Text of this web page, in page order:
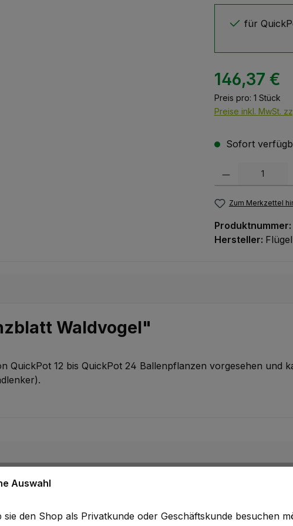
für
146,37 €
Preis pro: 1 Stück
Preise inkl. MwSt.
Sofort
Produkt Anzahl:
Zum Merkzettel
Produktnummer:
Hersteller:
Waldvogel"
QuickPot 12 bis QuickPot 24 Ballenpflanzen vorgesehen und
Auswahl
sie den Shop als Privatkunde oder Geschäftskunde besuchen